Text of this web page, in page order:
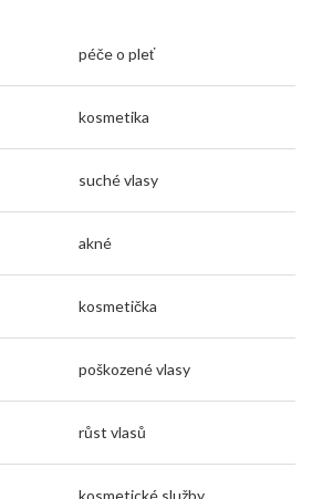
péče o pleť
kosmetika
suché vlasy
akné
kosmetička
poškozené vlasy
růst vlasů
kosmetické služby